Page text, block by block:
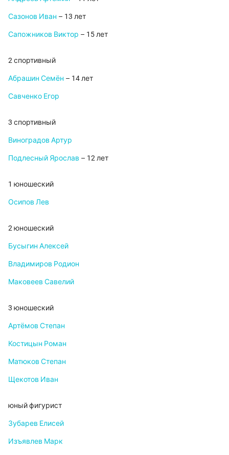
Сазонов Иван – 13 лет
Сапожников Виктор – 15 лет
2 спортивный
Абрашин Семён – 14 лет
Савченко Егор
3 спортивный
Виноградов Артур
Подлесный Ярослав – 12 лет
1 юношеский
Осипов Лев
2 юношеский
Бусыгин Алексей
Владимиров Родион
Маковеев Савелий
3 юношеский
Артёмов Степан
Костицын Роман
Матюков Степан
Щекотов Иван
юный фигурист
Зубарев Елисей
Изъявлев Марк